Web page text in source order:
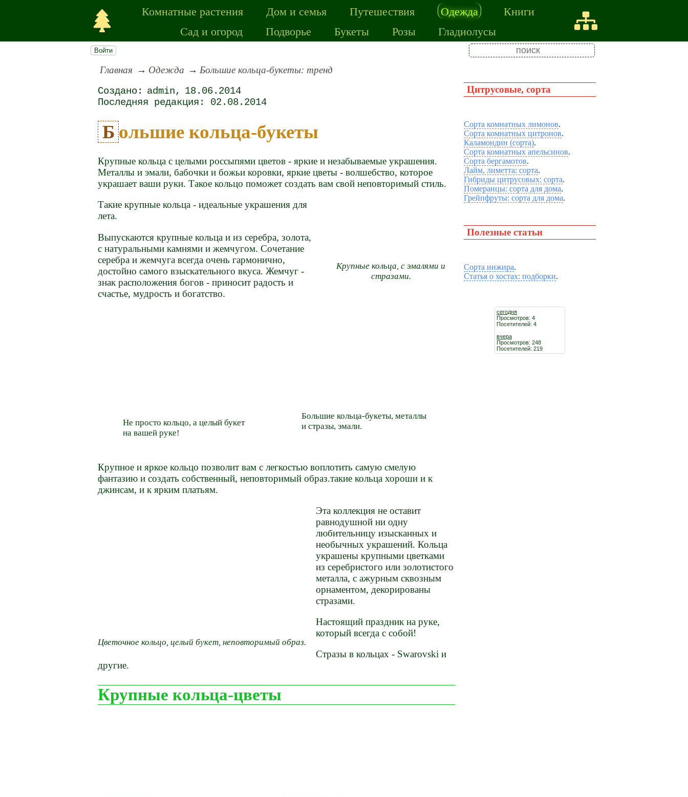
Комнатные растения Дом и семья Путешествия Одежда
Книги
Сад и огород
Подворье Букеты Розы Гладиолусы
Войти
Цитрусовые, сорта
Сорта комнатных лимонов.
Сорта комнатных цитронов.
Каламондин (сорта).
Сорта комнатных апельсинов.
Сорта бергамотов.
Лайм, лиметта: сорта.
Гибриды цитрусовых: сорта.
Померанцы: сорта для дома.
Грейпфруты: сорта для дома.
Полезные статьи
Сорта инжира.
Статья о хостах: подборки.
сегодня
Просмотров: 4
Посетителей: 4
вчера
Просмотров: 248
Посетителей: 219
Главная Одежда Большие кольца-букеты: тренд
admin
18.06.2014
02.08.2014
Большие кольца-букеты
Крупные кольца с целыми россыпями цветов - яркие и незабываемые украшения.
Металлы и эмали, бабочки и божьи коровки, яркие цветы - волшебство, которое
украшает ваши руки. Такое кольцо поможет создать вам свой неповторимый стиль.
Крупные кольца, с эмалями и
стразами.
Такие крупные кольца - идеальные украшения для
лета.
Выпускаются крупные кольца и из серебра, золота,
с натуральными камнями и жемчугом. Сочетание
серебра и жемчуга всегда очень гармонично,
достойно самого взыскательного вкуса. Жемчуг -
знак расположения богов - приносит радость и
счастье, мудрость и богатство.
Не просто кольцо, а целый букет
на вашей руке!
Большие кольца-букеты, металлы
и стразы, эмали.
Крупное и яркое кольцо позволит вам с легкостью воплотить самую смелую
фантазию и создать собственный, неповторимый образ.такие кольца хороши и к
джинсам, и к ярким платьям.
Цветочное кольцо, целый букет, неповторимый образ.
Эта коллекция не оставит
равнодушной ни одну
любительницу изысканных и
необычных украшений. Кольца
украшены крупными цветками
из серебристого или золотистого
металла, с ажурным сквозным
орнаментом, декорированы
стразами.
Настоящий праздник на руке,
который всегда с собой!
Стразы в кольцах - Swarovski и
другие.
Крупные кольца-цветы